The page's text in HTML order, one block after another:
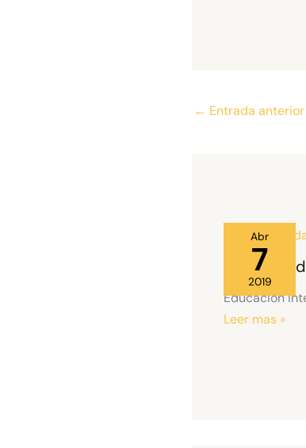
← Entrada anterior
Abr
7
2019
No te
Educación
Leer mas »